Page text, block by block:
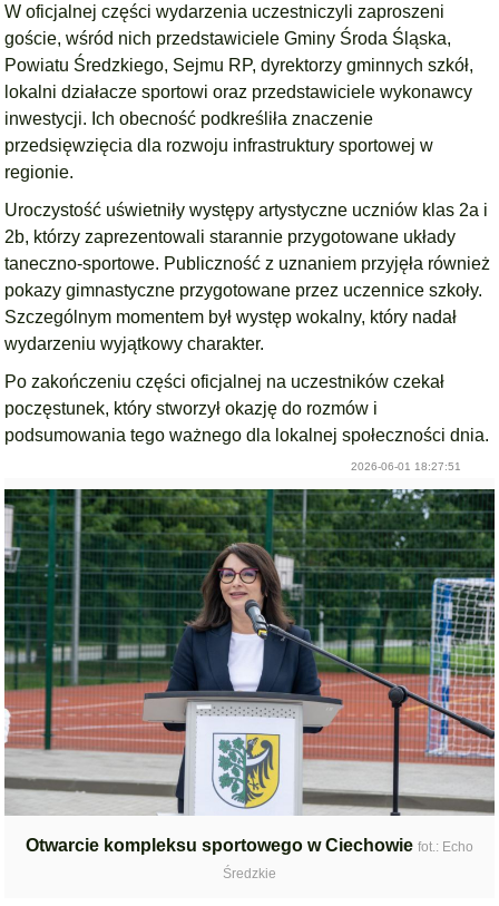
W oficjalnej części wydarzenia uczestniczyli zaproszeni
goście, wśród nich przedstawiciele Gminy Środa Śląska,
Powiatu Średzkiego, Sejmu RP, dyrektorzy gminnych szkół,
lokalni działacze sportowi oraz przedstawiciele wykonawcy
inwestycji. Ich obecność podkreśliła znaczenie
przedsięwzięcia dla rozwoju infrastruktury sportowej w
regionie.
Uroczystość uświetniły występy artystyczne uczniów klas 2a i
2b, którzy zaprezentowali starannie przygotowane układy
taneczno-sportowe. Publiczność z uznaniem przyjęła również
pokazy gimnastyczne przygotowane przez uczennice szkoły.
Szczególnym momentem był występ wokalny, który nadał
wydarzeniu wyjątkowy charakter.
Po zakończeniu części oficjalnej na uczestników czekał
poczęstunek, który stworzył okazję do rozmów i
podsumowania tego ważnego dla lokalnej społeczności dnia.
2026-06-01 18:27:51
Otwarcie kompleksu sportowego w Ciechowie fot.: Echo
Średzkie